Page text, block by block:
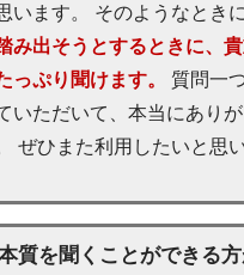
います。 そのようなときに
み出そうとするときに、
っぷり聞けます。
質問一
いただいて、本当にあり
ぜひまた利用したいと思い
質を聞くことができる